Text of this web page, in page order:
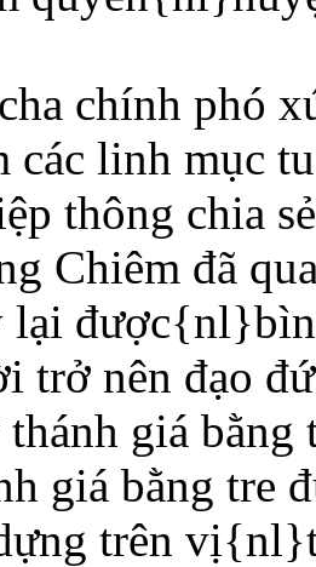
chính phó
các linh mục
thông chia
Chiêm đã
lại
trở nên đạo
thánh giá
giá bằng tre
trên